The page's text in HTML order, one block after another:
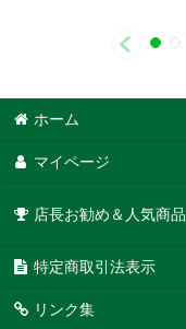
ホーム
マイページ
店長お勧め＆人気商品
特定商取引法表示
リンク集